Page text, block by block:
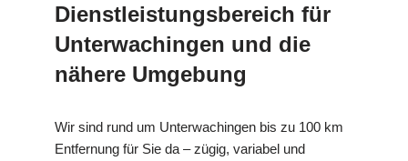
Dienstleistungsbereich für
Unterwachingen und die
nähere Umgebung
Wir sind rund um Unterwachingen bis zu 100 km
Entfernung für Sie da – zügig, variabel und